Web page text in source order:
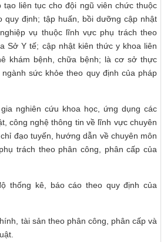
liên tục cho đội ngũ viên chức thuộc
quy định; tập huấn, bồi dưỡng cập nhật
vụ thuộc lĩnh vực phụ trách theo
Sở Y tế; cập nhật kiên thức y khoa liên
khám bệnh, chữa bệnh; là cơ sở thực
sức khỏe theo quy định của pháp
nghiên cứu khoa học, ứng dụng các
công nghệ thông tin về lĩnh vực chuyên
đạo tuyến, hướng dẫn về chuyên môn
trách theo phân công, phân cấp của
thống kê, báo cáo theo quy định của
tài sản theo phân công, phân cấp và